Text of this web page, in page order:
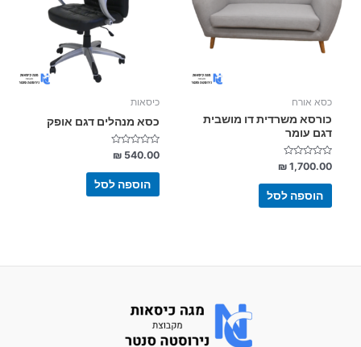
כסא אורח
כורסא משרדית דו מושבית
דגם עומר
דורג
0
מתוך
₪1,700.00
הוספה לסל
כיסאות
כסא מנהלים דגם אופק
דורג
0
מתוך
₪540.00
הוספה לסל